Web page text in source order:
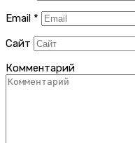
Email *
Сайт
Комментарий